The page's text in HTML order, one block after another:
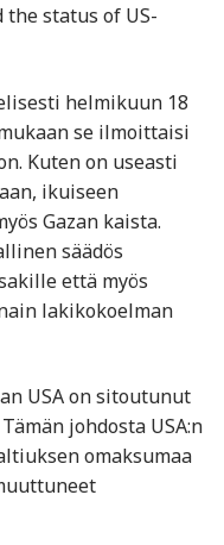
the status of US-
helmikuun 18
se ilmoittaisi
Kuten on useasti
ikuiseen
Gazan kaista.
säädös
että myös
lakikokoelman
USA on sitoutunut
johdosta USA:n
omaksumaa